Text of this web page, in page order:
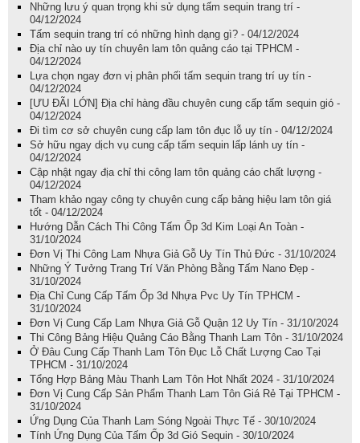
Những lưu ý quan trọng khi sử dụng tấm sequin trang trí -
04/12/2024
Tấm sequin trang trí có những hình dạng gì? - 04/12/2024
Địa chỉ nào uy tín chuyên lam tôn quảng cáo tại TPHCM -
04/12/2024
Lựa chọn ngay đơn vị phân phối tấm sequin trang trí uy tín -
04/12/2024
[ƯU ĐÃI LỚN] Địa chỉ hàng đầu chuyên cung cấp tấm sequin gió -
04/12/2024
Đi tìm cơ sở chuyên cung cấp lam tôn đục lỗ uy tín - 04/12/2024
Sở hữu ngay dịch vụ cung cấp tấm sequin lấp lánh uy tín -
04/12/2024
Cập nhật ngay địa chỉ thi công lam tôn quảng cáo chất lượng -
04/12/2024
Tham khảo ngay công ty chuyên cung cấp bảng hiệu lam tôn giá
tốt - 04/12/2024
Hướng Dẫn Cách Thi Công Tấm Ốp 3d Kim Loại An Toàn -
31/10/2024
Đơn Vị Thi Công Lam Nhựa Giả Gỗ Uy Tín Thủ Đức - 31/10/2024
Những Ý Tưởng Trang Trí Văn Phòng Bằng Tấm Nano Đẹp -
31/10/2024
Địa Chỉ Cung Cấp Tấm Ốp 3d Nhựa Pvc Uy Tín TPHCM -
31/10/2024
Đơn Vị Cung Cấp Lam Nhựa Giả Gỗ Quận 12 Uy Tín - 31/10/2024
Thi Công Bảng Hiệu Quảng Cáo Bằng Thanh Lam Tôn - 31/10/2024
Ở Đâu Cung Cấp Thanh Lam Tôn Đục Lỗ Chất Lượng Cao Tại
TPHCM - 31/10/2024
Tổng Hợp Bảng Màu Thanh Lam Tôn Hot Nhất 2024 - 31/10/2024
Đơn Vị Cung Cấp Sản Phẩm Thanh Lam Tôn Giá Rẻ Tại TPHCM -
31/10/2024
Ứng Dụng Của Thanh Lam Sóng Ngoài Thực Tế - 30/10/2024
Tính Ứng Dụng Của Tấm Ốp 3d Gió Sequin - 30/10/2024